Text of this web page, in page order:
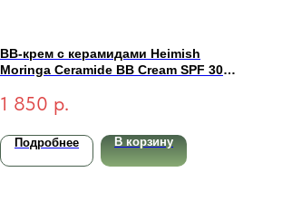
BB-крем с керамидами Heimish
Moringa Ceramide BB Cream SPF 30
1 850 р.
Подробнее В корзину